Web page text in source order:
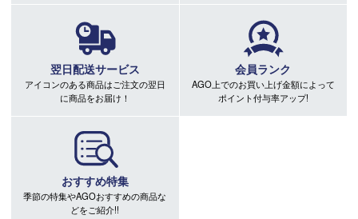
翌日配送サービス
アイコンのある商品はご注文の翌日
に商品をお届け！
会員ランク
AGO上でのお買い上げ金額によって
ポイント付与率アップ!
おすすめ特集
季節の特集やAGOおすすめの商品な
どをご紹介!!